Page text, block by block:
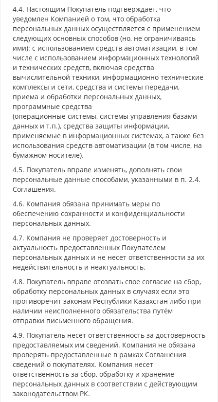
4.4. Настоящим Покупатель подтверждает, что
уведомлен Компанией о том, что обработка
персональных данных осуществляется с применением
следующих основных способов (но, не ограничиваясь
ими): с использованием средств автоматизации, в том
числе c использованием информационных технологий
и технических средств, включая средства
вычислительной техники, информационно технические
комплексы и сети, средства и системы передачи,
приема и обработки персональных данных,
программные средства
(операционные системы, системы управления базами
данных и т.п.), средства защиты информации,
применяемые в информационных системах, а также без
использования средств автоматизации (в том числе, на
бумажном носителе).
4.5. Покупатель вправе изменять, дополнять свои
персональные данные способами, указанными в п. 2.4.
Соглашения.
4.6. Компания обязана принимать меры по
обеспечению сохранности и конфиденциальности
персональных данных.
4.7. Компания не проверяет достоверность и
актуальность предоставленных Покупателем
персональных данных и не несет ответственности за их
недействительность и неактуальность.
4.8. Покупатель вправе отозвать свое согласие на сбор,
обработку персональных данных в случаях если это
противоречит законам Республики Казахстан либо при
наличии неисполненного обязательства путём
отправки письменного обращения.
4.9. Покупатель несет ответственность за достоверность
предоставляемых им сведений. Компания не обязана
проверять предоставленные в рамках Соглашения
сведений о покупателях. Компания несет
ответственность за сбор, обработку и хранение
персональных данных в соответствии с действующим
законодательством РК.